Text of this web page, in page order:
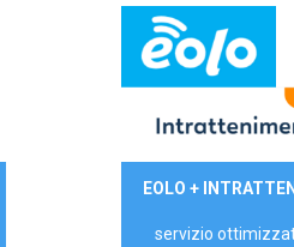
29,90€/mese
EOLO +
servizio